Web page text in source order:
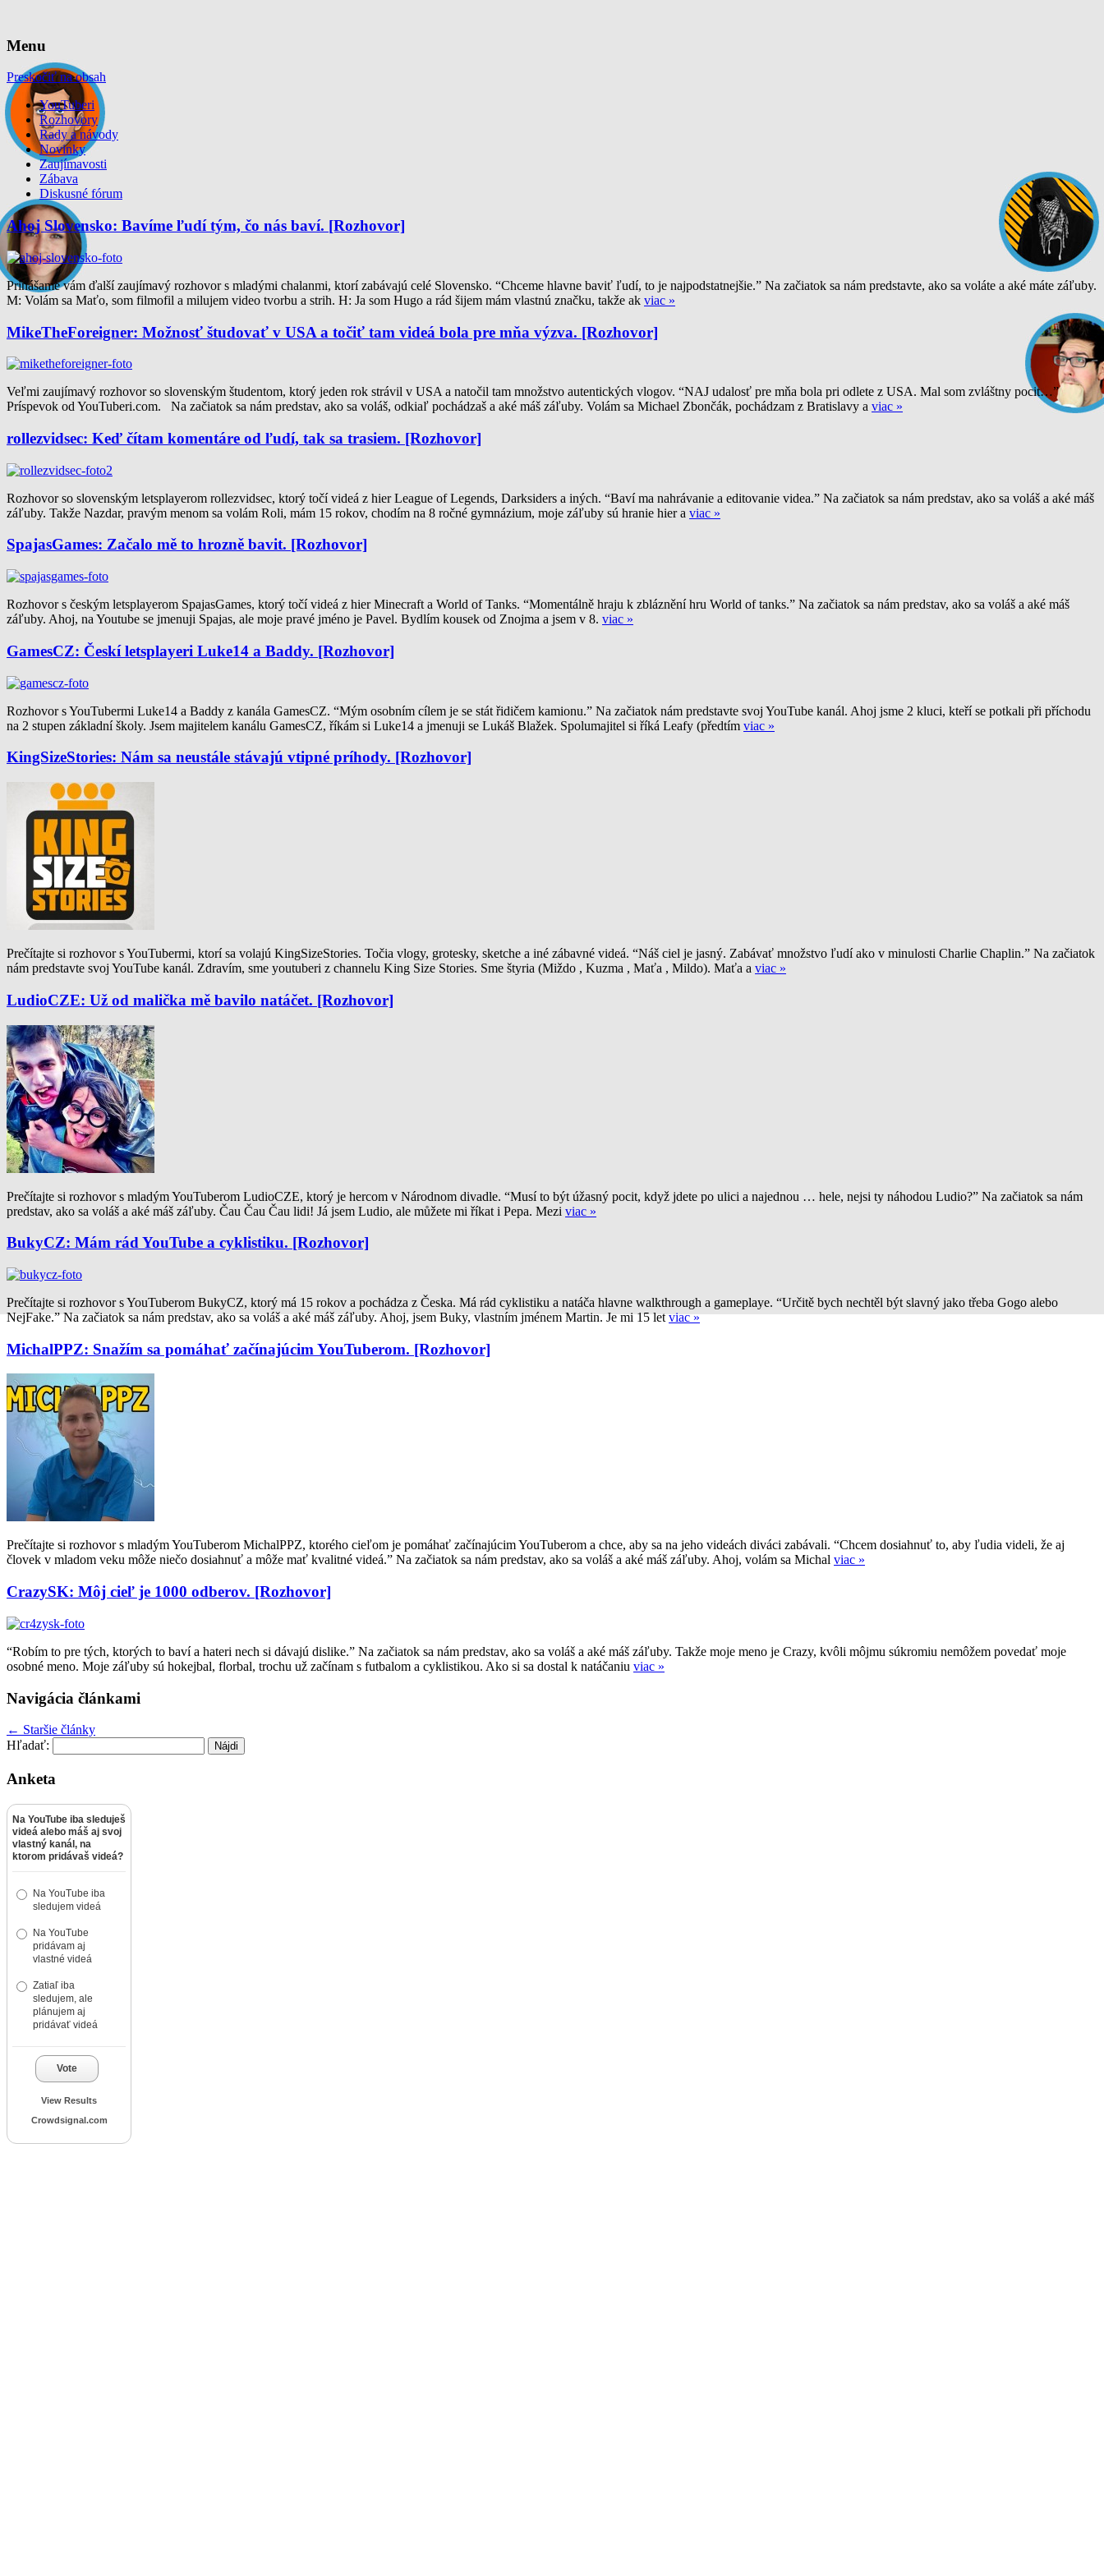
YouTuberi.com
Menu
Preskočiť na obsah
YouTuberi
Rozhovory
Rady a návody
Novinky
Zaujímavosti
Zábava
Diskusné fórum
Ahoj Slovensko: Bavíme ľudí tým, čo nás baví. [Rozhovor]
Prinášame vám ďalší zaujímavý rozhovor s mladými chalanmi, ktorí zabávajú celé Slovensko. “Chceme hlavne baviť ľudí, to je najpodstatnejšie.” Na začiatok sa nám predstavte, ako sa voláte a aké máte záľuby.
M: Volám sa Maťo, som filmofil a milujem video tvorbu a strih. H: Ja som Hugo a rád šijem mám vlastnú značku, takže ak viac »
MikeTheForeigner: Možnosť študovať v USA a točiť tam videá bola pre mňa výzva. [Rozhovor]
Veľmi zaujímavý rozhovor so slovenským študentom, ktorý jeden rok strávil v USA a natočil tam množstvo autentických vlogov. “NAJ udalosť pre mňa bola pri odlete z USA. Mal som zvláštny pocit…”
Príspevok od YouTuberi.com. Na začiatok sa nám predstav, ako sa voláš, odkiaľ pochádzaš a aké máš záľuby. Volám sa Michael Zbončák, pochádzam z Bratislavy a viac »
rollezvidsec: Keď čítam komentáre od ľudí, tak sa trasiem. [Rozhovor]
Rozhovor so slovenským letsplayerom rollezvidsec, ktorý točí videá z hier League of Legends, Darksiders a iných. “Baví ma nahrávanie a editovanie videa.” Na začiatok sa nám predstav, ako sa voláš a aké máš
záľuby. Takže Nazdar, pravým menom sa volám Roli, mám 15 rokov, chodím na 8 ročné gymnázium, moje záľuby sú hranie hier a viac »
SpajasGames: Začalo mě to hrozně bavit. [Rozhovor]
Rozhovor s českým letsplayerom SpajasGames, ktorý točí videá z hier Minecraft a World of Tanks. “Momentálně hraju k zbláznění hru World of tanks.” Na začiatok sa nám predstav, ako sa voláš a aké máš
záľuby. Ahoj, na Youtube se jmenuji Spajas, ale moje pravé jméno je Pavel. Bydlím kousek od Znojma a jsem v 8. viac »
GamesCZ: Českí letsplayeri Luke14 a Baddy. [Rozhovor]
Rozhovor s YouTubermi Luke14 a Baddy z kanála GamesCZ. “Mým osobním cílem je se stát řidičem kamionu.” Na začiatok nám predstavte svoj YouTube kanál. Ahoj jsme 2 kluci, kteří se potkali při příchodu
na 2 stupen základní školy. Jsem majitelem kanálu GamesCZ, říkám si Luke14 a jmenuji se Lukáš Blažek. Spolumajitel si říká Leafy (předtím viac »
KingSizeStories: Nám sa neustále stávajú vtipné príhody. [Rozhovor]
Prečítajte si rozhovor s YouTubermi, ktorí sa volajú KingSizeStories. Točia vlogy, grotesky, sketche a iné zábavné videá. “Náš ciel je jasný. Zabávať množstvo ľudí ako v minulosti Charlie Chaplin.” Na začiatok
nám predstavte svoj YouTube kanál. Zdravím, sme youtuberi z channelu King Size Stories. Sme štyria (Miždo , Kuzma , Maťa , Mildo). Maťa a viac »
LudioCZE: Už od malička mě bavilo natáčet. [Rozhovor]
Prečítajte si rozhovor s mladým YouTuberom LudioCZE, ktorý je hercom v Národnom divadle. “Musí to být úžasný pocit, když jdete po ulici a najednou … hele, nejsi ty náhodou Ludio?” Na začiatok sa nám
predstav, ako sa voláš a aké máš záľuby. Čau Čau Čau lidi! Já jsem Ludio, ale můžete mi říkat i Pepa. Mezi viac »
BukyCZ: Mám rád YouTube a cyklistiku. [Rozhovor]
Prečítajte si rozhovor s YouTuberom BukyCZ, ktorý má 15 rokov a pochádza z Česka. Má rád cyklistiku a natáča hlavne walkthrough a gameplaye. “Určitě bych nechtěl být slavný jako třeba Gogo alebo
NejFake.” Na začiatok sa nám predstav, ako sa voláš a aké máš záľuby. Ahoj, jsem Buky, vlastním jménem Martin. Je mi 15 let viac »
MichalPPZ: Snažím sa pomáhať začínajúcim YouTuberom. [Rozhovor]
Prečítajte si rozhovor s mladým YouTuberom MichalPPZ, ktorého cieľom je pomáhať začínajúcim YouTuberom a chce, aby sa na jeho videách diváci zabávali. “Chcem dosiahnuť to, aby ľudia videli, že aj
človek v mladom veku môže niečo dosiahnuť a môže mať kvalitné videá.” Na začiatok sa nám predstav, ako sa voláš a aké máš záľuby. Ahoj, volám sa Michal viac »
CrazySK: Môj cieľ je 1000 odberov. [Rozhovor]
“Robím to pre tých, ktorých to baví a hateri nech si dávajú dislike.” Na začiatok sa nám predstav, ako sa voláš a aké máš záľuby. Takže moje meno je Crazy, kvôli môjmu súkromiu nemôžem povedať moje
osobné meno. Moje záľuby sú hokejbal, florbal, trochu už začínam s futbalom a cyklistikou. Ako si sa dostal k natáčaniu viac »
Navigácia článkami
← Staršie články
Hľadať:
Anketa
Na YouTube iba sleduješ
videá alebo máš aj svoj
vlastný kanál, na
ktorom pridávaš videá?
Na YouTube iba
sledujem videá
Na YouTube
pridávam aj
vlastné videá
Zatiaľ iba
sledujem, ale
plánujem aj
pridávať videá
Vote
View Results
Crowdsignal.com